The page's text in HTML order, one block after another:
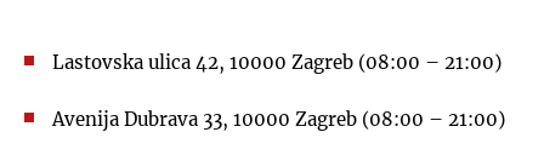
Lastovska ulica 42, 10000 Zagreb (08:00 – 21:00)
Avenija Dubrava 33, 10000 Zagreb (08:00 – 21:00)